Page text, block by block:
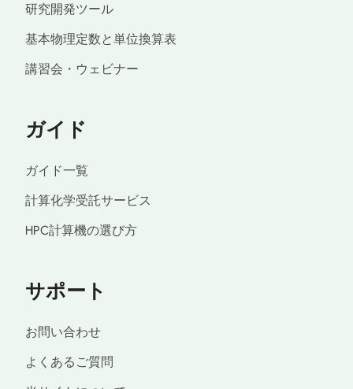
研究開発ツール
基本物理定数と単位換算表
講習会・ウェビナー
ガイド
ガイド一覧
計算化学受託サービス
HPC計算機の選び方
サポート
お問い合わせ
よくあるご質問